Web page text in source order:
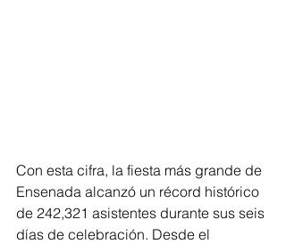
Con esta cifra, la fiesta más grande de
Ensenada alcanzó un récord histórico
de 242,321 asistentes durante sus seis
días de celebración. Desde el